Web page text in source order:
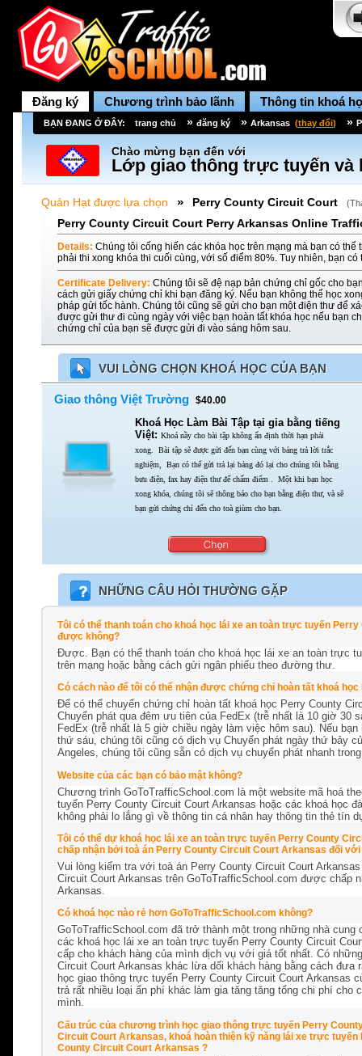
Đăng ký Chương trình bảo lãnh Thông tin khoá
BẠN ĐANG Ở ĐÂY: trang chủ » đăng ký » Arkansas (thay đổi) »
Chào mừng bạn đến với
Lớp giao thông trực tuyến và
Quản Hạt được lựa chọn » Perry County Circuit Court (
Perry County Circuit Court Perry Arkansas Online
Details: Chúng tôi cống hiến các khóa học trên mạng mà bạn có
phải thi xong khóa thi cuối cùng, với số điểm 80%. Tuy nhiên, bạn
Certificate Delivery: Chúng tôi sẽ đệ nạp bản chứng chỉ gốc cho
cách gửi giấy chứng chỉ khi bạn đăng ký. Nếu bạn không thể học
pháp gửi tốc hành. Chúng tôi cũng sẽ gửi cho bạn một điện thư để
được gửi thư đi cùng ngày với việc bạn hoàn tất khóa học nếu bạn
chứng chỉ của bạn sẽ được gửi đi vào sáng hôm sau.
VUI LÒNG CHỌN KHOÁ HỌC CỦA BẠN
Giao thông Việt Trường $40.00
Khoá Học Làm Bài Tập tại gia bằng tiếng
Việt: Khoá nầy cho bài tập không ấn định thời hạn phải
xong. Bài tập sẽ được gửi đến bạn cùng với bảng trả lời trắc
nghiệm, Bạn có thể gửi trả lại bảng đó lại cho chúng tôi bằng
bưu điện, fax hay điện thư để chấm điểm . Một khi bạn học
xong khóa, chúng tôi sẽ thông báo cho bạn bằng điện thư, và sẽ
bạn gửi chứng chỉ đến cho toà giùm cho bạn.
NHỮNG CÂU HỎI THƯỜNG GẶP
Tôi có thể thanh toán cho khoá học lái xe an toàn trực tuyến
được không?
Được. Bạn có thể thanh toán cho khoá học lái xe an toàn trực
trên mạng hoặc bằng cách gửi ngân phiếu theo đường thư.
Có cách nào để tôi có thể nhận được chứng chỉ hoàn tất khoá
Để có thể chuyển chứng chỉ hoàn tất khoá học Perry County
Chuyển phát qua đêm ưu tiên của FedEx (trễ nhất là 10 giờ 30
FedEx (trễ nhất là 5 giờ chiều ngày làm việc hôm sau). Nếu
thứ sáu, chúng tôi cũng có dịch vụ Chuyển phát ngày thứ bảy
Angeles, chúng tôi cũng sẵn có dịch vụ chuyển phát nhanh
Website của các bạn có bảo mật không?
Chương trình GoToTrafficSchool.com là một website mã hoá
tuyến Perry County Circuit Court Arkansas hoặc các khoá học
không phải lo lắng gì về thông tin cá nhân hay thông tin thẻ tín
Tôi có thể dự khoá học lái xe an toàn trực tuyến Perry County
chấp nhận bởi toà án Perry County Circuit Court Arkansas đối
Vui lòng kiểm tra với toà án Perry County Circuit Court
Circuit Court Arkansas trên GoToTrafficSchool.com được chấp
Arkansas.
Có khoá học nào rẻ hơn GoToTrafficSchool.com không?
GoToTrafficSchool.com đã trở thành một trong những nhà
các khoá học lái xe an toàn trực tuyến Perry County Circuit
cấp cho khách hàng của mình dịch vụ với giá tốt nhất. Có
Circuit Court Arkansas khác lừa dối khách hàng bằng cách
học giao thông trực tuyến Perry County Circuit Court Arkansas
trả rất nhiều loại ẩn phí khác làm gia tăng tăng tổng chi phí
mình.
Cấu trúc của chương trình học giao thông trực tuyến Perry
Circuit Court Arkansas, khoá hoàn thiện kỹ năng lái xe trực
County Circuit Court Arkansas ?